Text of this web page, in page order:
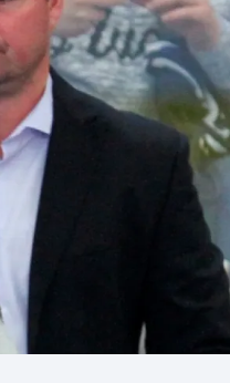
Moderní pětiboj
Motorsport
Olympijské hry
Parasport